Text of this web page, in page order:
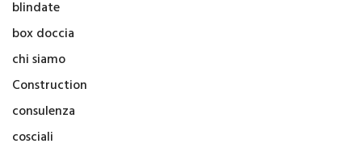
blindate
box doccia
chi siamo
Construction
consulenza
cosciali